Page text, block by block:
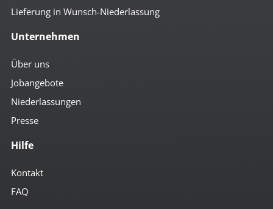
Lieferung in Wunsch-Niederlassung
Unternehmen
Über uns
Jobangebote
Niederlassungen
Presse
Hilfe
Kontakt
FAQ